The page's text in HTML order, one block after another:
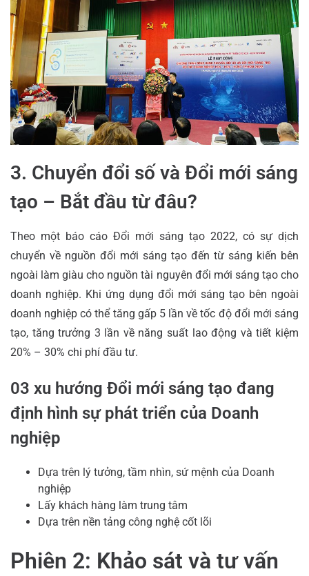
3. Chuyển đổi số và Đổi mới sáng
tạo – Bắt đầu từ đâu?
Theo một báo cáo Đổi mới sáng tạo 2022, có sự dịch
chuyển về nguồn đổi mới sáng tạo đến từ sáng kiến bên
ngoài làm giàu cho nguồn tài nguyên đổi mới sáng tạo cho
doanh nghiệp. Khi ứng dụng đổi mới sáng tạo bên ngoài
doanh nghiệp có thể tăng gấp 5 lần về tốc độ đổi mới sáng
tạo, tăng trưởng 3 lần về năng suất lao động và tiết kiệm
20% – 30% chi phí đầu tư.
03 xu hướng Đổi mới sáng tạo đang
định hình sự phát triển của Doanh
nghiệp
Dựa trên lý tưởng, tầm nhìn, sứ mệnh của Doanh
nghiệp
Lấy khách hàng làm trung tâm
Dựa trên nền tảng công nghệ cốt lõi
Phiên 2: Khảo sát và tư vấn